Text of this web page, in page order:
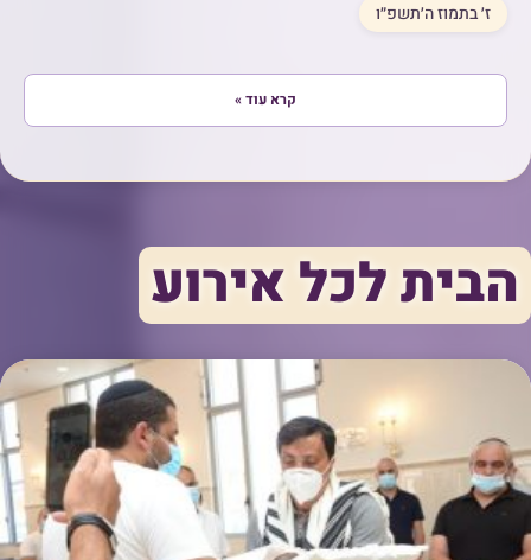
ז׳ בתמוז ה׳תשפ״ו
קרא עוד »
הבית לכל אירוע